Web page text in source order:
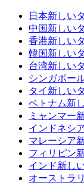
日本新しい
中国新しい
香港新しい
韓国新しい
台湾新しい
シンガポー
タイ 新しい
ベトナム新
ミャンマー
インドネシ
マレーシア
フィリピン
インド新し
オーストラ